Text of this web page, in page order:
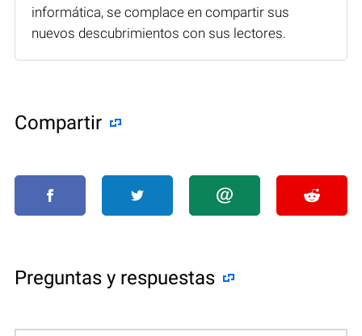
informática, se complace en compartir sus
nuevos descubrimientos con sus lectores.
Compartir
Preguntas y respuestas